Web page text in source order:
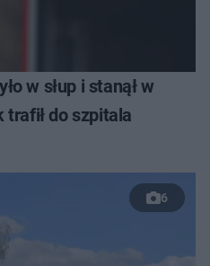
w słup i stanął w
trafił do szpitala
6